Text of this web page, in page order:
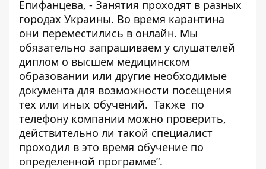
Епифанцева, - Занятия проходят в разных
городах Украины. Во время карантина
они переместились в онлайн. Мы
обязательно запрашиваем у слушателей
диплом о высшем медицинском
образовании или другие необходимые
документа для возможности посещения
тех или иных обучений. Также по
телефону компании можно проверить,
действительно ли такой специалист
проходил в это время обучение по
определенной программе”.